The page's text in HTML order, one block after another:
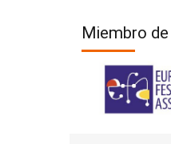
Miembro de